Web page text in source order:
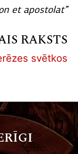
et apostolat”
RAKSTS
svētkos